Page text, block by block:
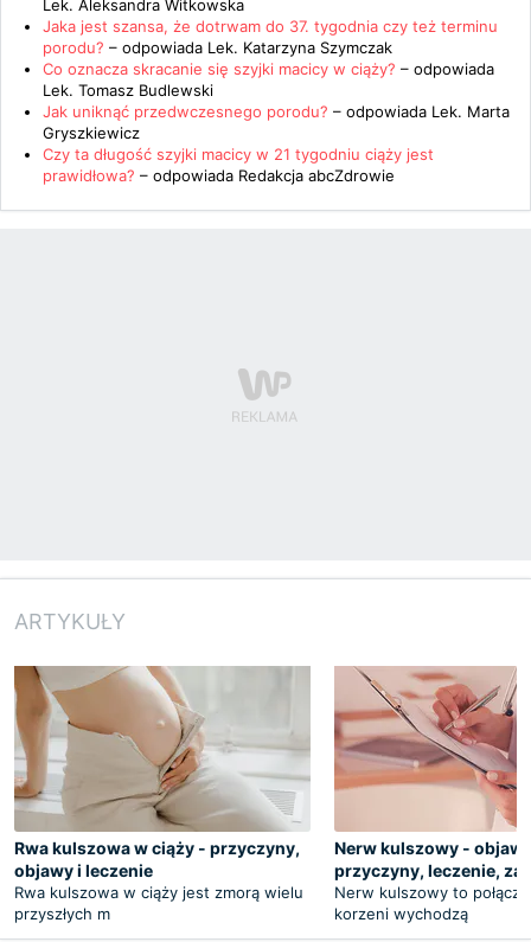
Lek. Aleksandra Witkowska
Jaka jest szansa, że dotrwam do 37. tygodnia czy też terminu
porodu? – odpowiada Lek. Katarzyna Szymczak
Co oznacza skracanie się szyjki macicy w ciąży? – odpowiada
Lek. Tomasz Budlewski
Jak uniknąć przedwczesnego porodu? – odpowiada Lek. Marta
Gryszkiewicz
Czy ta długość szyjki macicy w 21 tygodniu ciąży jest
prawidłowa? – odpowiada Redakcja abcZdrowie
ARTYKUŁY
Rwa kulszowa w ciąży - przyczyny,
objawy i leczenie
Rwa kulszowa w ciąży jest zmorą wielu
przyszłych m
Nerw kulszowy -
przyczyny, leczenie,
Nerw kulszowy to
korzeni wychodzą